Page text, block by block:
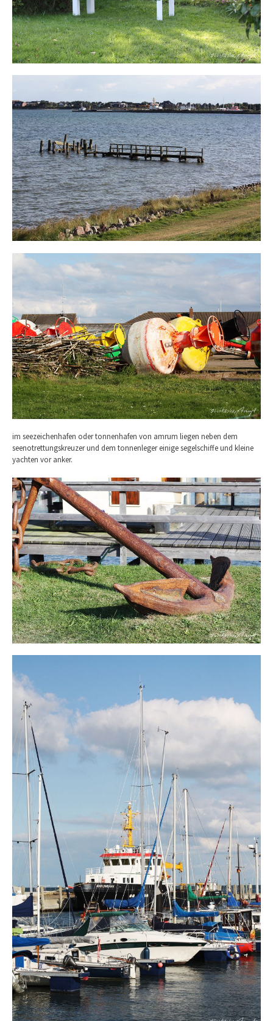
im seezeichenhafen oder tonnenhafen von amrum liegen neben dem
seenotrettungskreuzer und dem tonnenleger einige segelschiffe und kleine
yachten vor anker.